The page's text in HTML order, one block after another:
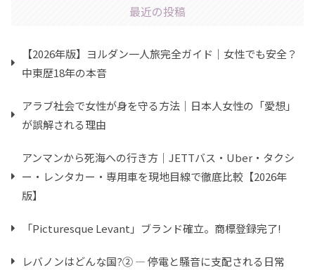
最近の投稿
【2026年版】ヨルダン一人旅完全ガイド｜女性でも安全？
中東歴18年の本音
アラブ社会で女性が身を守る方法｜日本人女性の「愛想」
が誤解される理由
アンマンから死海への行き方｜JETTバス・Uber・タクシ
ー・レンタカー・専用車を現地目線で徹底比較【2026年
版】
「Picturesque Levant」ブランド確立。商標登録完了!
レバノンはどんな国?② ― 停電と騒音に支配される日常